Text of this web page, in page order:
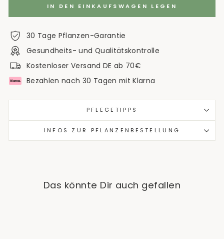
IN DEN EINKAUFSWAGEN LEGEN
30 Tage Pflanzen-Garantie
Gesundheits- und Qualitätskontrolle
Kostenloser Versand DE ab 70€
Bezahlen nach 30 Tagen mit Klarna
PFLEGETIPPS
INFOS ZUR PFLANZENBESTELLUNG
Das könnte Dir auch gefallen